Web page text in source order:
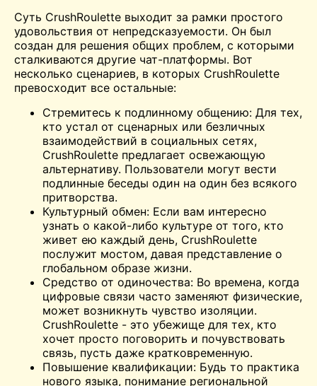
Суть CrushRoulette выходит за рамки простого
удовольствия от непредсказуемости. Он был
создан для решения общих проблем, с которыми
сталкиваются другие чат-платформы. Вот
несколько сценариев, в которых CrushRoulette
превосходит все остальные:
Стремитесь к подлинному общению: Для тех,
кто устал от сценарных или безличных
взаимодействий в социальных сетях,
CrushRoulette предлагает освежающую
альтернативу. Пользователи могут вести
подлинные беседы один на один без всякого
притворства.
Культурный обмен: Если вам интересно
узнать о какой-либо культуре от того, кто
живет ею каждый день, CrushRoulette
послужит мостом, давая представление о
глобальном образе жизни.
Средство от одиночества: Во времена, когда
цифровые связи часто заменяют физические,
может возникнуть чувство изоляции.
CrushRoulette - это убежище для тех, кто
хочет просто поговорить и почувствовать
связь, пусть даже кратковременную.
Повышение квалификации: Будь то практика
нового языка, понимание региональной